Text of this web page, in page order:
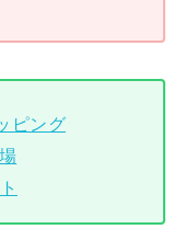
ピング